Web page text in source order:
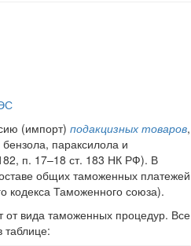
(импорт) подакцизных товаров,
параксилола и
п. 17–18 ст. 183 НК РФ). В
общих таможенных платежей
кодекса Таможенного союза).
от вида таможенных процедур. Все
таблице: